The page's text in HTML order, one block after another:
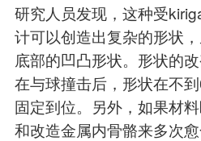
研究人员发现，这种受
计可以创造出复杂的形状
底部的凹凸形状。形状的改
在与球撞击后，形状在不
固定到位。另外，如果材
和改造金属内骨骼来多次愈